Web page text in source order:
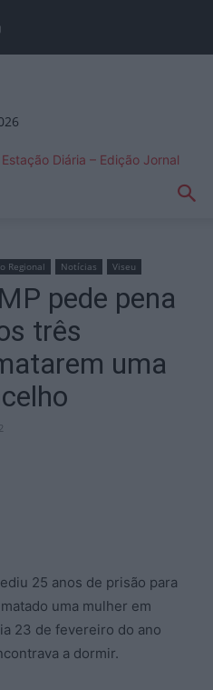
Estação Diária – Edição Jornal
Regional Notícias Viseu
pede pena
três
uma
25 anos de prisão para
uma mulher em
23 de fevereiro do ano
a dormir.